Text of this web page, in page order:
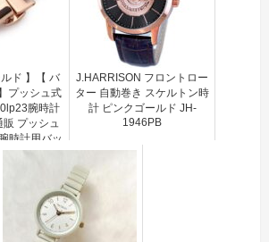
ルド 】【 バ
プッシュ式
腕時計
プッシュ
時計用バッ
時計バンド
J.HARRISON フロントロー
ター 自動巻き スケルトン時
計 ピンクゴールド JH-
1946PB